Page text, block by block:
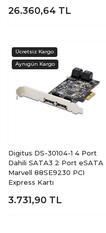
26.360,64 TL
Digitus DS-30104-1 4 Port
Dahili SATA3 2 Port eSATA
Marvell 88SE9230 PCI
Express Kartı
3.731,90 TL